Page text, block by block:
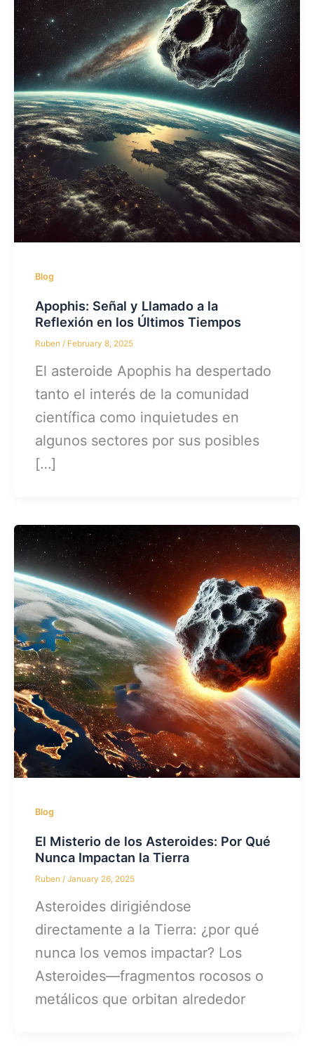
Blog
Apophis: Señal y Llamado a la
Reflexión en los Últimos Tiempos
Ruben/ February 8, 2025
El asteroide Apophis ha despertado
tanto el interés de la comunidad
científica como inquietudes en
algunos sectores por sus posibles
[…]
Blog
El Misterio de los Asteroides: Por Qué
Nunca Impactan la Tierra
Ruben/January 26, 2025
Asteroides dirigiéndose
directamente a la Tierra: ¿por qué
nunca los vemos impactar? Los
Asteroides—fragmentos rocosos o
metálicos que orbitan alrededor